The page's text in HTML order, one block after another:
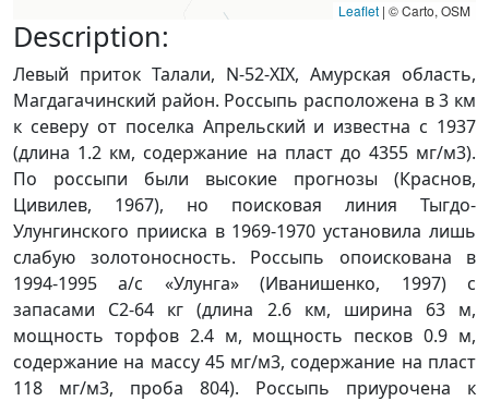
Leaflet | © Carto, OSM
Description:
Левый приток Талали, N-52-ХIX, Амурская область,
Магдагачинский район. Россыпь расположена в 3 км
к северу от поселка Апрельский и известна с 1937
(длина 1.2 км, содержание на пласт до 4355 мг/м3).
По россыпи были высокие прогнозы (Краснов,
Цивилев, 1967), но поисковая линия Тыгдо-
Улунгинского прииска в 1969-1970 установила лишь
слабую золотоносность. Россыпь опоискована в
1994-1995 а/с «Улунга» (Иванишенко, 1997) с
запасами С2-64 кг (длина 2.6 км, ширина 63 м,
мощность торфов 2.4 м, мощность песков 0.9 м,
содержание на массу 45 мг/м3, содержание на пласт
118 мг/м3, проба 804). Россыпь приурочена к